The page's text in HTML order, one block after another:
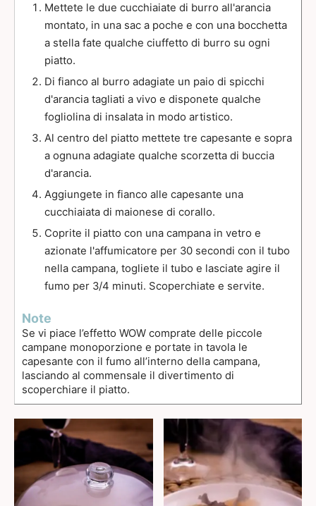
Mettete le due cucchiaiate di burro all'arancia
montato, in una sac a poche e con una bocchetta
a stella fate qualche ciuffetto di burro su ogni
piatto.
Di fianco al burro adagiate un paio di spicchi
d'arancia tagliati a vivo e disponete qualche
fogliolina di insalata in modo artistico.
Al centro del piatto mettete tre capesante e sopra
a ognuna adagiate qualche scorzetta di buccia
d'arancia.
Aggiungete in fianco alle capesante una
cucchiaiata di maionese di corallo.
Coprite il piatto con una campana in vetro e
azionate l'affumicatore per 30 secondi con il tubo
nella campana, togliete il tubo e lasciate agire il
fumo per 3/4 minuti. Scoperchiate e servite.
Note
Se vi piace l’effetto WOW comprate delle piccole
campane monoporzione e portate in tavola le
capesante con il fumo all’interno della campana,
lasciando al commensale il divertimento di
scoperchiare il piatto.